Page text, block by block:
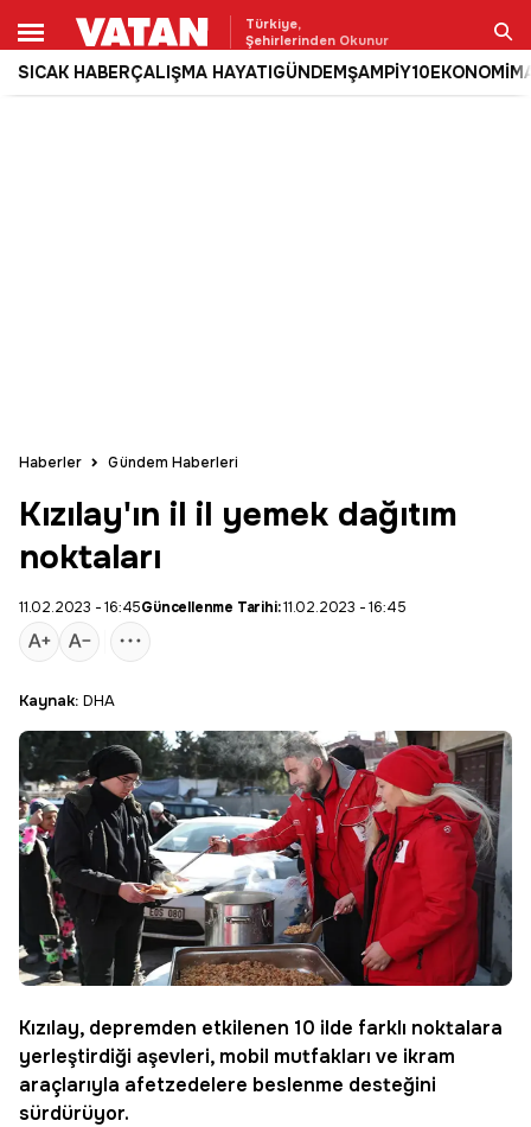
Türkiye,
Şehirlerinden Okunur
SICAK HABERÇALIŞMA HAYATIGÜNDEMŞAMPİY10EKONOMİ
Ara
Haberler Gündem Haberleri
Kızılay'ın il il yemek dağıtım
noktaları
11.02.2023 - 16:45Güncellenme Tarihi:11.02.2023 - 16:45
Kaynak: DHA
Kızılay, depremden etkilenen 10 ilde farklı noktalara
yerleştirdiği aşevleri, mobil mutfakları ve ikram
araçlarıyla afetzedelere beslenme desteğini
sürdürüyor.